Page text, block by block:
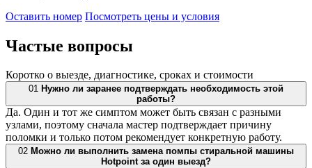
Оставить номер Посмотреть цены и условия
Частые вопросы
Коротко о выезде, диагностике, сроках и стоимости
01 Нужно ли заранее подтверждать необходимость этой
работы?
Да. Один и тот же симптом может быть связан с разными
узлами, поэтому сначала мастер подтверждает причину
поломки и только потом рекомендует конкретную работу.
02 Можно ли выполнить замена помпы стиральной машины
Hotpoint за один выезд?